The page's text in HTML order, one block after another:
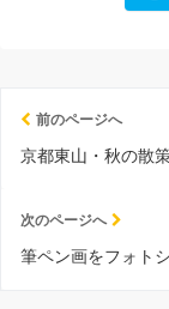
前のページへ
京都東山・秋の散
次のページへ
筆ペン画をフォト